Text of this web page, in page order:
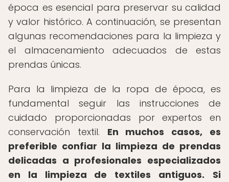
época es esencial para preservar su calidad
y valor histórico. A continuación, se presentan
algunas recomendaciones para la limpieza y
el almacenamiento adecuados de estas
prendas únicas.
Para la limpieza de la ropa de época, es
fundamental seguir las instrucciones de
cuidado proporcionadas por expertos en
conservación textil. En muchos casos, es
preferible confiar la limpieza de prendas
delicadas a profesionales especializados
en la limpieza de textiles antiguos.
Si